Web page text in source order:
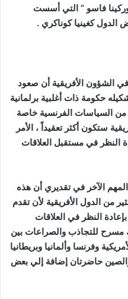
فاسو ” التي أسست
الدول كغينيا كوناكري .
الشؤون الأفريقية أن صعود
حكومة ذات أغلبية برلمانية
من السياسات الفرنسية خاصة
ستكون أكثر تعقيداً ، الأمر
في مستقبل العلاقات
الآخر في تقديري أن هذه
من الدول الأفريقية لأن تقدم
النظر في العلاقات
مسرح للتجاذب والصراعات بين
وفرنسا وألمانيا وبريطانيا
حاضرتان إضافة إلي بعض